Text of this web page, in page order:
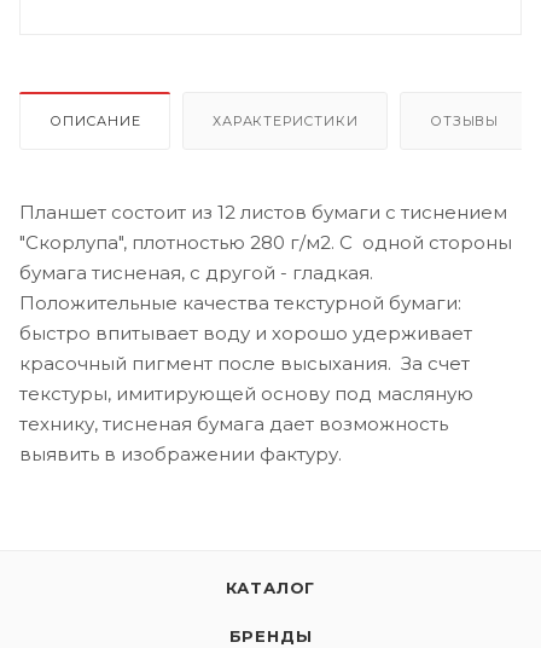
ОПИСАНИЕ ХАРАКТЕРИСТИКИ ОТЗЫВЫ
Планшет состоит из 12 листов бумаги с тиснением
"Скорлупа", плотностью 280 г/м2. C одной стороны
бумага тисненая, с другой - гладкая.
Положительные качества текстурной бумаги:
быстро впитывает воду и хорошо удерживает
красочный пигмент после высыхания. За счет
текстуры, имитирующей основу под масляную
технику, тисненая бумага дает возможность
выявить в изображении фактуру.
КАТАЛОГ
БРЕНДЫ